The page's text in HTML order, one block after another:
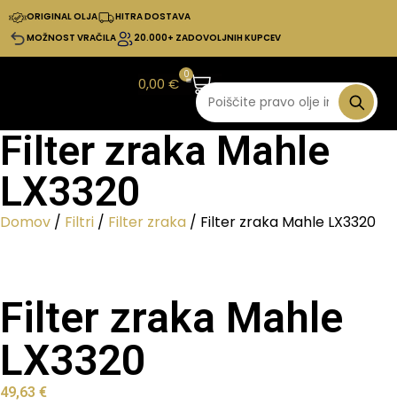
ORIGINAL OLJA
HITRA DOSTAVA
MOŽNOST VRAČILA
20.000+ ZADOVOLJNIH KUPCEV
0,00€
0
Filter zraka Mahle
LX3320
Domov / Filtri / Filter zraka / Filter zraka Mahle LX3320
Filter zraka Mahle
LX3320
49,63 €